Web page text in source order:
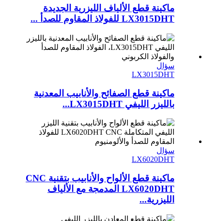
ماكينة قطع الألياف الليزرية الجديدة
LX3015DHT للفولاذ المقاوم للصدأ ...
سؤال
LX3015DHT
ماكينة قطع الصفائح والأنابيب المعدنية
بالليزر الليفي LX3015DHT...
سؤال
LX6020DHT
ماكينة قطع الألواح والأنابيب بتقنية CNC
LX6020DHT المدمجة مع الألياف
الليزرية...